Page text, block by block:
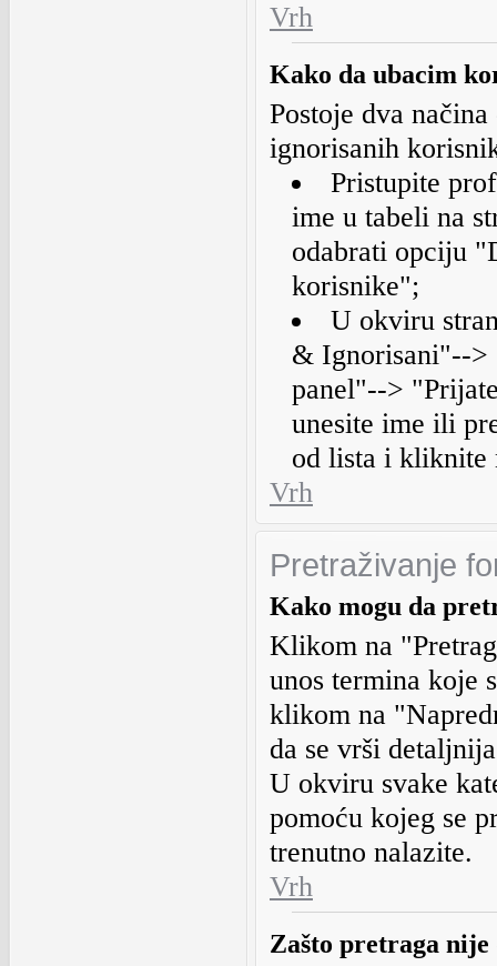
Vrh
Kako da ubacim
Postoje dva
ignorisanih
Pristupite
ime u tabeli na
odabrati opciju
korisnike";
U okviru
& Ignorisani"-->
panel"-->
unesite ime ili
od lista i kliknite
Vrh
Pretraživanje
Kako mogu da
Klikom na
unos termina koje
klikom na
da se vrši
U okviru svake
pomoću kojeg se
trenutno nalazite.
Vrh
Zašto pretraga